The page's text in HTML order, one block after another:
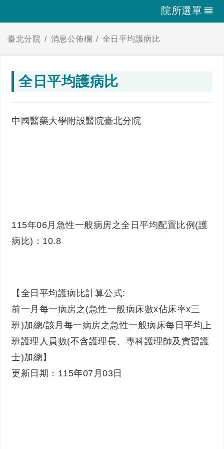
院所選單
臺北分院 消息公佈欄 全日平均護病比
全日平均護病比
中國醫藥大學附設醫院臺北分院
115年06月急性一般病房之全日平均配置比例(護
病比)：10.8
【全日平均護病比計算公式:
前一月每一病房之(急性一般病床數x佔床率x三
班)加總/該月每一病房之急性一般病床每日平均上
班護理人員數(不含護理長、專科護理師及實習護
士)加總】
更新日期：115年07月03日